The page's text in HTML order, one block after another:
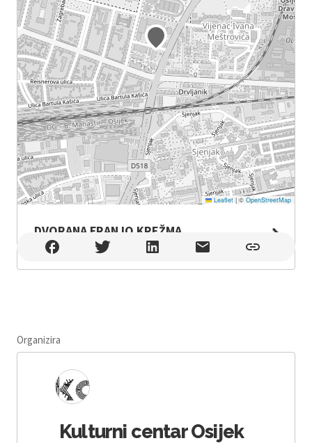
Leaflet |©OpenStreetMap
DVORANA FRANJO KREŽMA
DVORANA FRANJO KREŽMA , Osijek
Organizira
Kulturni centar Osijek